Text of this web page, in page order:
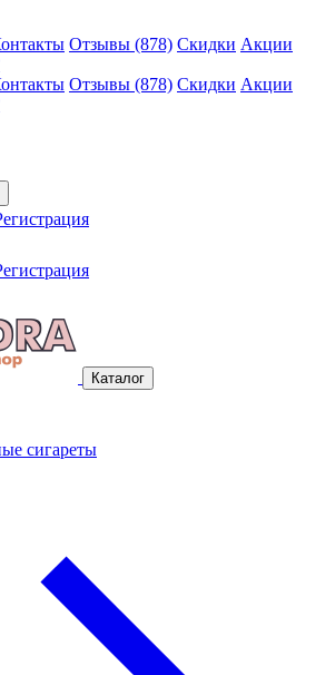
Отзывы (878) Скидки Акции
Отзывы (878) Скидки Акции
Каталог
сигареты